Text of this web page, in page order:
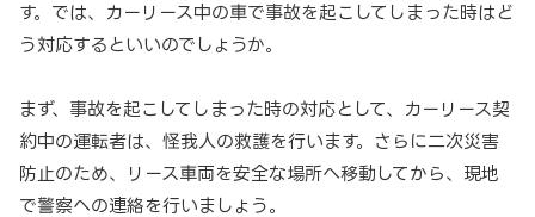
す。では、カーリース中の車で事故を起こしてしまった時はど
う対応するといいのでしょうか。
まず、事故を起こしてしまった時の対応として、カーリース契
約中の運転者は、怪我人の救護を行います。さらに二次災害
防止のため、リース車両を安全な場所へ移動してから、現地
で警察への連絡を行いましょう。